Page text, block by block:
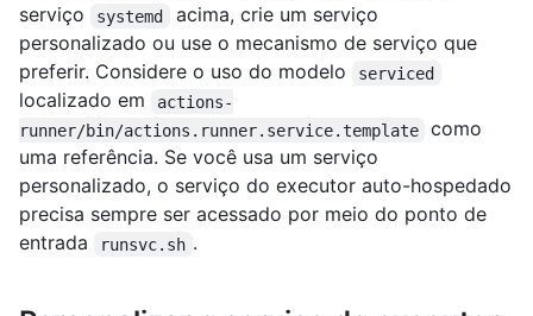
serviço
systemd
acima, crie um serviço
personalizado ou use o mecanismo de serviço que
preferir. Considere o uso do modelo
serviced
localizado em
actions-
runner/bin/actions.runner.service.template
como
uma referência. Se você usa um serviço
personalizado, o serviço do executor auto-hospedado
precisa sempre ser acessado por meio do ponto de
entrada
runsvc.sh .